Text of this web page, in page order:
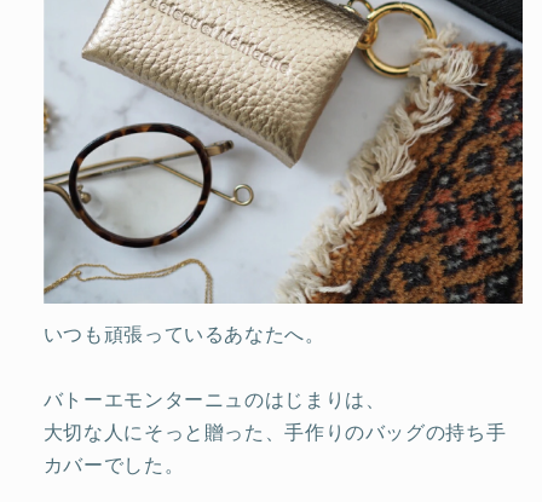
いつも頑張っているあなたへ。
バトーエモンターニュのはじまりは、
大切な人にそっと贈った、手作りのバッグの持ち手
カバーでした。